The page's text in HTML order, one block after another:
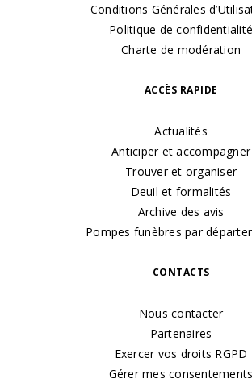
Conditions Générales
Politique de confidentialité
Charte de modération
ACCÈS RAPIDE
Actualités
Anticiper et accompagner
Trouver et organiser
Deuil et formalités
Archive des avis
Pompes funèbres par
CONTACTS
Nous contacter
Partenaires
Exercer vos droits RGPD
Gérer mes consentements